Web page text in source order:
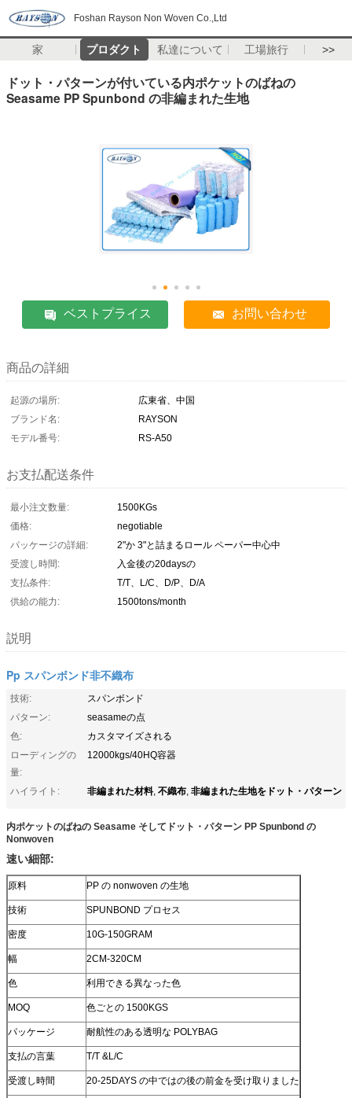
Foshan Rayson Non Woven Co.,Ltd
家 プロダクト 私達について 工場旅行 >>
ドット・パターンが付いている内ポケットのばねの
Seasame PP Spunbond の非編まれた生地
ベストプライス お問い合わせ
商品の詳細
起源の場所:
広東省、中国
ブランド名:
RAYSON
モデル番号:
RS-A50
お支払配送条件
最小注文数量:
1500KGs
価格:
negotiable
パッケージの詳細:
2"か 3"と詰まるロール ペーパー中心中
受渡し時間:
入金後の20daysの
支払条件:
T/T、L/C、D/P、D/A
供給の能力:
1500tons/month
説明
Pp スパンボンド非不織布
技術:
スパンボンド
パターン:
seasameの点
色:
カスタマイズされる
ローディングの
量:
12000kgs/40HQ容器
ハイライト: 非編まれた材料, 不織布, 非編まれた生地をドット・パターン
内ポケットのばねの Seasame そしてドット・パターン PP Spunbond の
Nonwoven
速い細部:
原料 PP の nonwoven の生地
技術 SPUNBOND プロセス
密度 10G-150GRAM
幅 2CM-320CM
色 利用できる異なった色
MOQ 色ごとの 1500KGS
パッケージ 耐航性のある透明な POLYBAG
支払の言葉 T/T &L/C
受渡し時間 20-25DAYS の中ではの後の前金を受け取りました